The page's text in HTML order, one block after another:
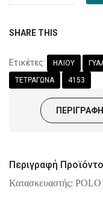
SHARE THIS
Ετικέτες: ΗΛΙΟΥ
ΤΕΤΡΑΓΩΝΑ 4153
ΠΕΡΙΓΡΑΦΉ
Περιγραφή
Κατασκευαστής: